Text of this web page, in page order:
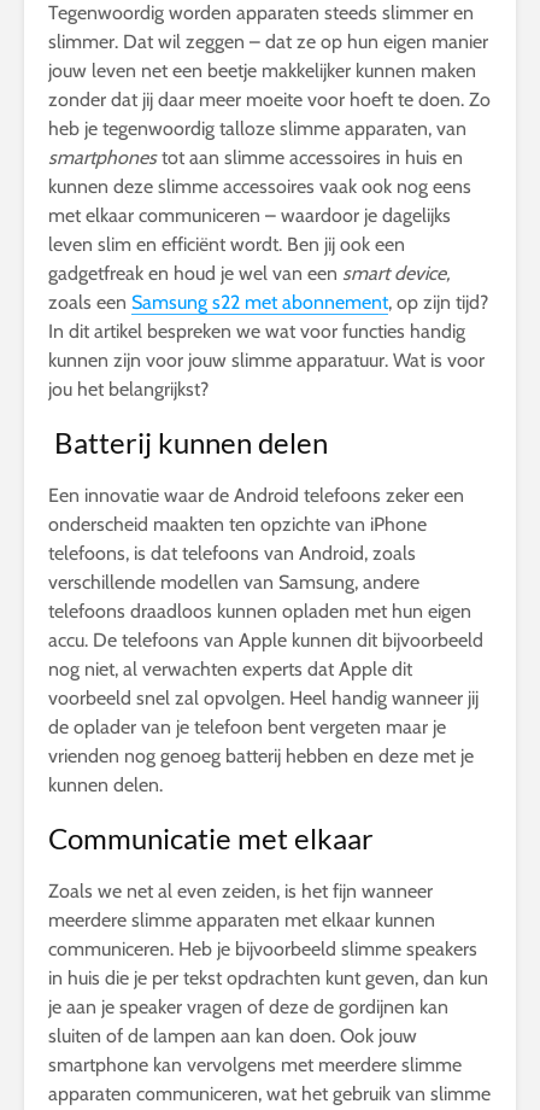
Tegenwoordig worden apparaten steeds slimmer en
slimmer. Dat wil zeggen – dat ze op hun eigen manier
jouw leven net een beetje makkelijker kunnen maken
zonder dat jij daar meer moeite voor hoeft te doen. Zo
heb je tegenwoordig talloze slimme apparaten, van
smartphonestot aan slimme accessoires in huis en
kunnen deze slimme accessoires vaak ook nog eens
met elkaar communiceren – waardoor je dagelijks
leven slim en efficiënt wordt. Ben jij ook een
gadgetfreak en houd je wel van een smart device,
zoals een Samsung s22 met abonnement, op zijn tijd?
In dit artikel bespreken we wat voor functies handig
kunnen zijn voor jouw slimme apparatuur. Wat is voor
jou het belangrijkst?
Batterij kunnen delen
Een innovatie waar de Android telefoons zeker een
onderscheid maakten ten opzichte van iPhone
telefoons, is dat telefoons van Android, zoals
verschillende modellen van Samsung, andere
telefoons draadloos kunnen opladen met hun eigen
accu. De telefoons van Apple kunnen dit bijvoorbeeld
nog niet, al verwachten experts dat Apple dit
voorbeeld snel zal opvolgen. Heel handig wanneer jij
de oplader van je telefoon bent vergeten maar je
vrienden nog genoeg batterij hebben en deze met je
kunnen delen.
Communicatie met elkaar
Zoals we net al even zeiden, is het fijn wanneer
meerdere slimme apparaten met elkaar kunnen
communiceren. Heb je bijvoorbeeld slimme speakers
in huis die je per tekst opdrachten kunt geven, dan kun
je aan je speaker vragen of deze de gordijnen kan
sluiten of de lampen aan kan doen. Ook jouw
smartphone kan vervolgens met meerdere slimme
apparaten communiceren, wat het gebruik van slimme